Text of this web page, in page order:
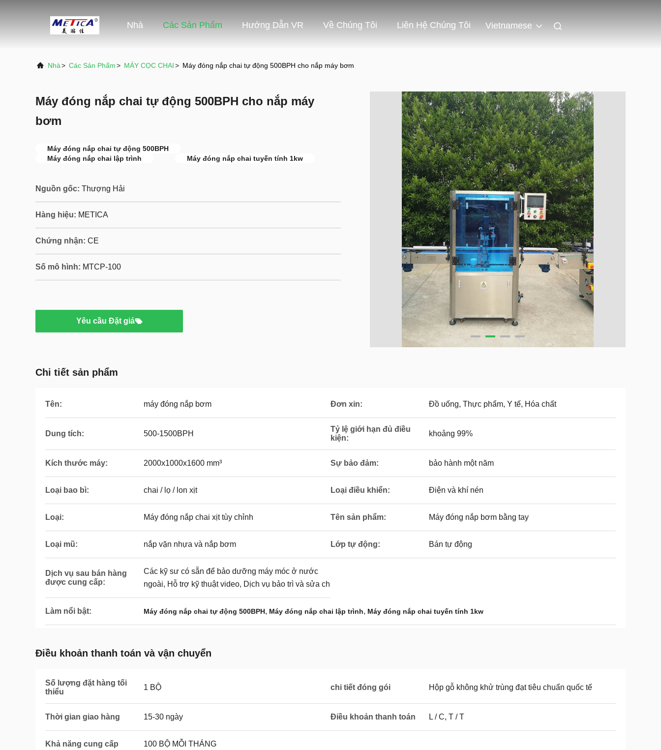
Nhà Các Sản Phẩm Hướng Dẫn VR Về Chúng Tôi Liên Hệ Chúng Tôi Vietnamese
Nhà> Các Sản Phẩm> MÁY CỌC CHAI> Máy đóng nắp chai tự động 500BPH cho nắp máy bơm
Máy đóng nắp chai tự động 500BPH cho nắp máy
bơm
Máy đóng nắp chai tự động 500BPH
Máy đóng nắp chai lập trình
Máy đóng nắp chai tuyến tính 1kw
Nguồn gốc: Thượng Hải
Hàng hiệu: METICA
Chứng nhận: CE
Số mô hình: MTCP-100
Yêu cầu Đặt giá
Chi tiết sản phẩm
Tên: máy đóng nắp bơm Đơn xin: Đồ uống, Thực phẩm, Y tế, Hóa chất
Dung tích: 500-1500BPH
Tỷ lệ giới hạn đủ điều
kiện:
khoảng 99%
Kích thước máy: 2000x1000x1600 mm³ Sự bảo đảm: bảo hành một năm
Loại bao bì: chai / lọ / lon xịt Loại điều khiển: Điện và khí nén
Loại: Máy đóng nắp chai xịt tùy chỉnh Tên sản phẩm: Máy đóng nắp bơm bằng tay
Loại mũ: nắp vặn nhựa và nắp bơm Lớp tự động: Bán tự động
Dịch vụ sau bán hàng
được cung cấp:
Các kỹ sư có sẵn để bảo dưỡng máy móc ở nước
ngoài, Hỗ trợ kỹ thuật video, Dịch vụ bảo trì và sửa ch
Làm nổi bật: Máy đóng nắp chai tự động 500BPH, Máy đóng nắp chai lập trình, Máy đóng nắp chai tuyến tính 1kw
Điều khoản thanh toán và vận chuyển
Số lượng đặt hàng tối
thiểu
1 BỘ chi tiết đóng gói Hộp gỗ không khử trùng đạt tiêu chuẩn quốc tế
Thời gian giao hàng 15-30 ngày Điều khoản thanh toán L / C, T / T
Khả năng cung cấp 100 BỘ MỖI THÁNG